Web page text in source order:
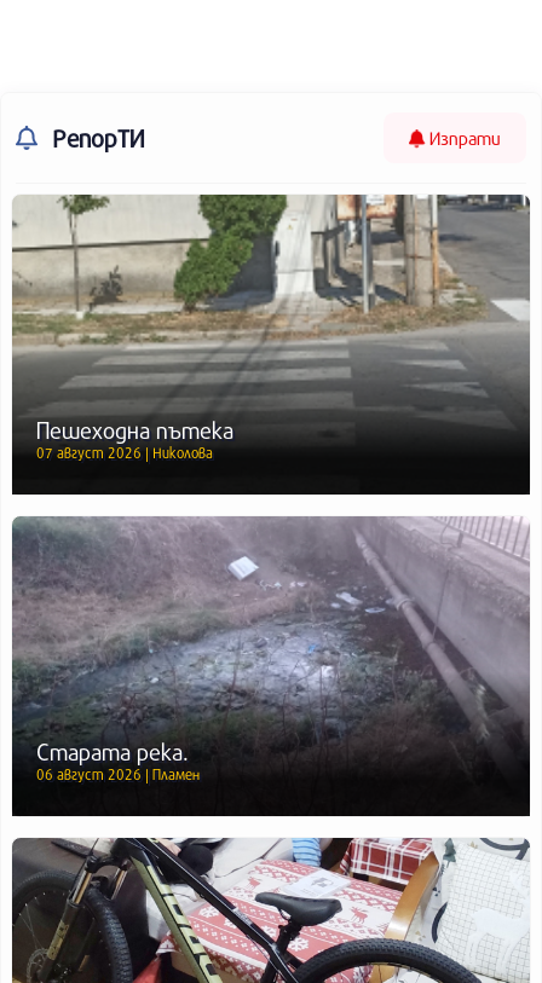
РепорТИ Изпрати
Пешеходна пътека
07 август 2026 | Николова
Старата река.
06 август 2026 | Пламен